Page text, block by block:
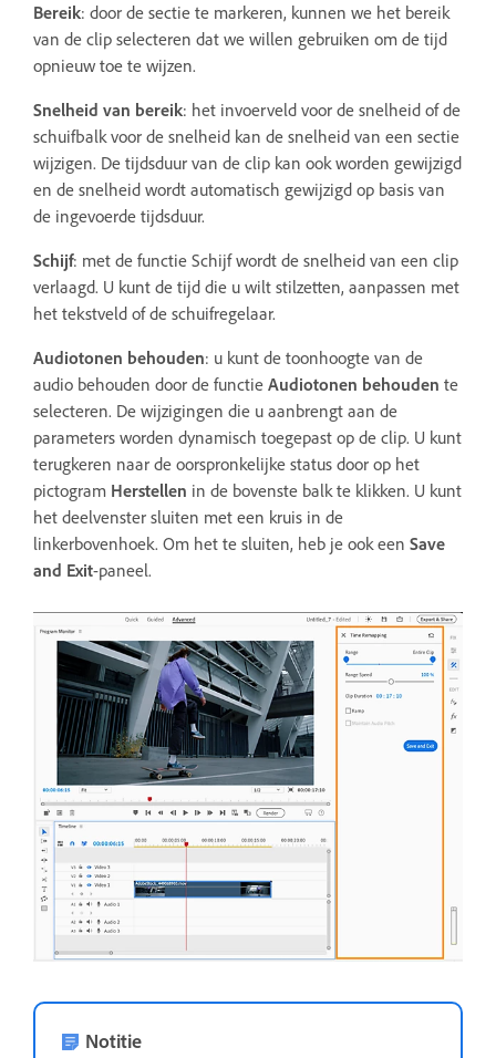
Bereik: door de sectie te markeren, kunnen we het bereik
van de clip selecteren dat we willen gebruiken om de tijd
opnieuw toe te wijzen.
Snelheid van bereik: het invoerveld voor de snelheid of de
schuifbalk voor de snelheid kan de snelheid van een sectie
wijzigen. De tijdsduur van de clip kan ook worden gewijzigd
en de snelheid wordt automatisch gewijzigd op basis van
de ingevoerde tijdsduur.
Schijf: met de functie Schijf wordt de snelheid van een clip
verlaagd. U kunt de tijd die u wilt stilzetten, aanpassen met
het tekstveld of de schuifregelaar.
Audiotonen behouden: u kunt de toonhoogte van de
audio behouden door de functie Audiotonen behouden te
selecteren. De wijzigingen die u aanbrengt aan de
parameters worden dynamisch toegepast op de clip. U kunt
terugkeren naar de oorspronkelijke status door op het
pictogram Herstellen in de bovenste balk te klikken. U kunt
het deelvenster sluiten met een kruis in de
linkerbovenhoek. Om het te sluiten, heb je ook een Save
and Exit-paneel.
Notitie